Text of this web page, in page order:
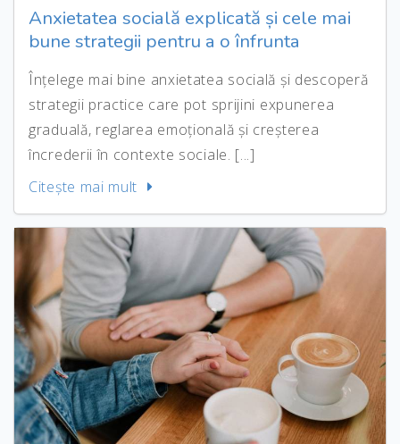
Anxietatea socială explicată și cele mai
bune strategii pentru a o înfrunta
Înțelege mai bine anxietatea socială și descoperă
strategii practice care pot sprijini expunerea
graduală, reglarea emoțională și creșterea
încrederii în contexte sociale. [...]
Citeşte mai mult